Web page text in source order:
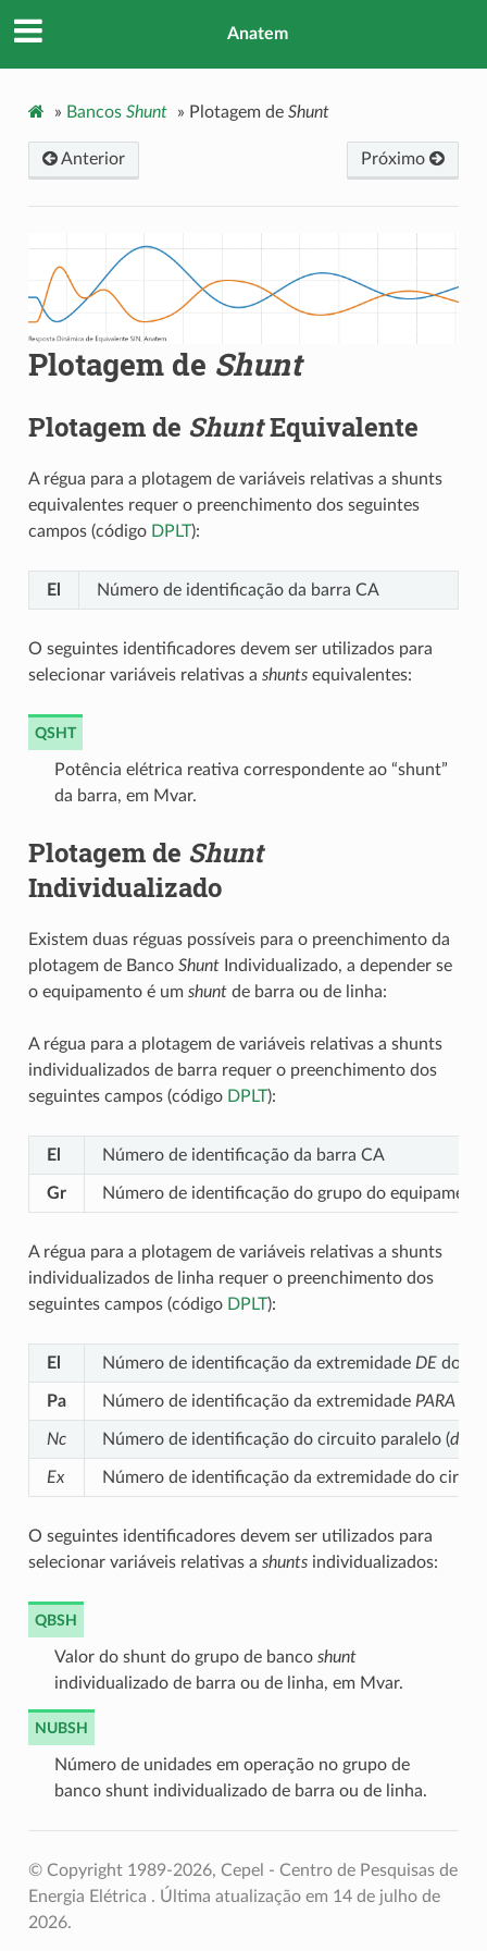
Anatem
» Bancos Shunt » Plotagem de Shunt
Próximo
Anterior
Plotagem de Shunt
Plotagem de ShuntEquivalente
A régua para a plotagem de variáveis relativas a shunts
equivalentes requer o preenchimento dos seguintes
campos (código DPLT):
El Número de identificação da barra CA
O seguintes identificadores devem ser utilizados para
selecionar variáveis relativas a shuntsequivalentes:
QSHT
Potência elétrica reativa correspondente ao “shunt”
da barra, em Mvar.
Plotagem de Shunt
Individualizado
Existem duas réguas possíveis para o preenchimento da
plotagem de Banco ShuntIndividualizado, a depender se
o equipamento é um shuntde barra ou de linha:
A régua para a plotagem de variáveis relativas a shunts
individualizados de barra requer o preenchimento dos
seguintes campos (código DPLT):
El Número de identificação da barra CA
Gr Número de identificação do grupo do
A régua para a plotagem de variáveis relativas a shunts
individualizados de linha requer o preenchimento dos
seguintes campos (código DPLT):
El Número de identificação da extremidade DEdo
Pa Número de identificação da extremidade PARA
Nc Número de identificação do circuito paralelo (
Ex Número de identificação da extremidade do
O seguintes identificadores devem ser utilizados para
selecionar variáveis relativas a shuntsindividualizados:
QBSH
Valor do shunt do grupo de banco shunt
individualizado de barra ou de linha, em Mvar.
NUBSH
Número de unidades em operação no grupo de
banco shunt individualizado de barra ou de linha.
© Copyright 1989-2026, Cepel - Centro de Pesquisas de
Energia Elétrica . Última atualização em 14 de julho de
2026.